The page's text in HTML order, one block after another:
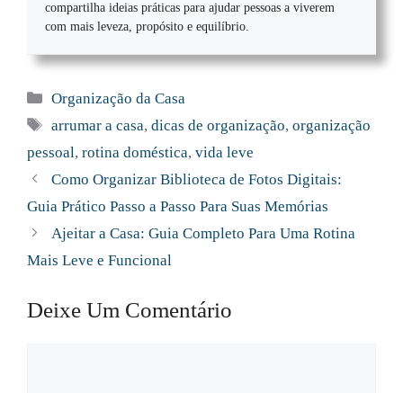
compartilha ideias práticas para ajudar pessoas a viverem
com mais leveza, propósito e equilíbrio.
Categorias
Organização da Casa
Tags
arrumar a casa,dicas de organização,organização
pessoal, rotina doméstica, vida leve
Como Organizar Biblioteca de Fotos Digitais:
Guia Prático Passo a Passo Para Suas Memórias
Ajeitar a Casa: Guia Completo Para Uma Rotina
Mais Leve e Funcional
Deixe Um Comentário